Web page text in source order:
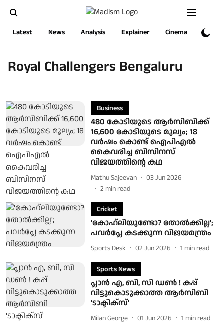
Latest News Analysis Explainer Cinema Sports
Royal Challengers Bengaluru
Business
480 കോടിയുടെ ആര്‍സിബിക്ക്
16,600 കോടിയുടെ മൂല്യം; 18
വര്‍ഷം കൊണ്ട് ഐപിഎല്‍
കൈവരിച്ച ബിസിനസ്
വിജയത്തിന്റെ കഥ
Mathu Sajeevan
03 Jun 2026
2 min read
Cricket
'കോഹ്ലിയുണ്ടോ? തോൽക്കില്ല';
പവർപ്ലേ കടക്കുന്ന വിജയമന്ത്രം
Sports Desk 02 Jun 2026 1 min read
Sports News
പ്ലാന്‍ എ, ബി, സി ഡണ്‍ ! കപ്പ്
വിട്ടുകൊടുക്കാത്ത ആര്‍സിബി
'ടാക്ടിക്സ്'
Milan George 01 Jun 2026 1 min read